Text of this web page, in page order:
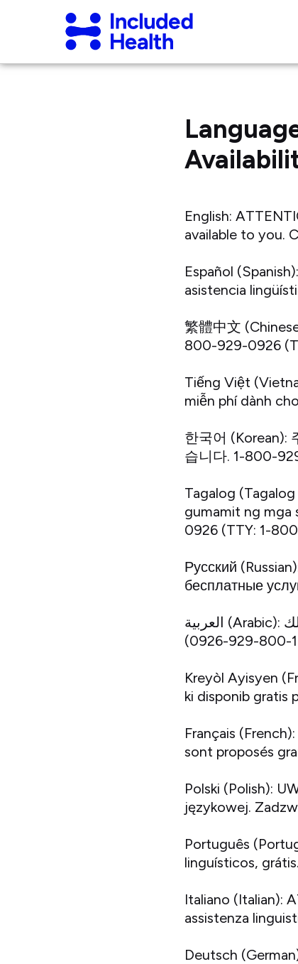
Included
Health
Logo
English:
available to you.
Español
asistencia
繁體中文
800-929-0926
Tiếng Việt
miễn phí dành
한국어 (Korean):
습니다. 1-800-
Tagalog (Tagalog
gumamit ng mga
0926 (TTY: 1-
Русский
бесплатные
العربية (Arabic): ملحوظة: إذا كنت تتحدث اذكر اللغة، فإن خدمات المساعدة اللغوية تتوافر لك
Kreyòl Ayisyen
ki disponib gratis
Français
sont proposés
Polski (Polish):
językowej.
Português
linguísticos,
Italiano (Italian):
assistenza
Deutsch